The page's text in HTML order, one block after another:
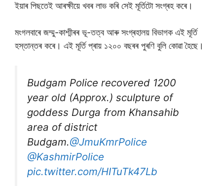
ইয়াৰ পিছতেই আৰক্ষীয়ে খবৰ লাভ কৰি সেই মূৰ্তিটো সংগ্ৰহ কৰে।
মংগলবাৰে জম্মু-কাশ্মীৰৰ ভূ-তত্ব আৰু সংগ্ৰহালয় বিভাগক এই মূৰ্তি
হস্তান্তৰ কৰে। এই মূৰ্তি প্ৰায় ১২০০ বছৰৰ পুৰণি বুলি কোৱা হৈছে।
Budgam Police recovered 1200
year old (Approx.) sculpture of
goddess Durga from Khansahib
area of district
Budgam.@JmuKmrPolice
@KashmirPolice
pic.twitter.com/HITuTk47Lb